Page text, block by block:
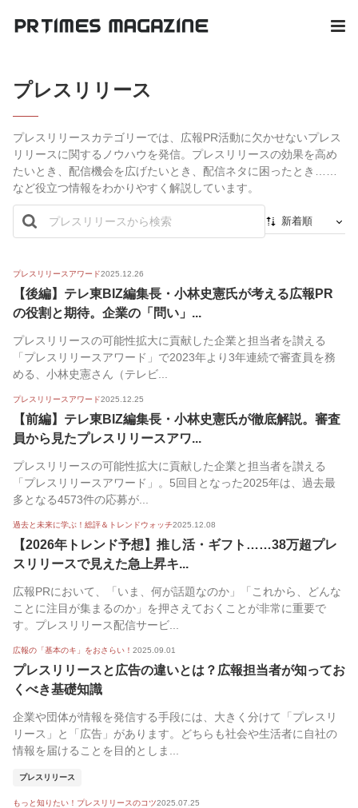
プレスリリース
プレスリリースカテゴリーでは、広報PR活動に欠かせないプレス
リリースに関するノウハウを発信。プレスリリースの効果を高め
たいとき、配信機会を広げたいとき、配信ネタに困ったとき……
など役立つ情報をわかりやすく解説しています。
新着順
人気順
プレスリリースアワード2025.12.26
【後編】テレ東BIZ編集長・小林史憲氏が考える広報PR
の役割と期待。企業の「問い」...
プレスリリースの可能性拡大に貢献した企業と担当者を讃える
「プレスリリースアワード」で2023年より3年連続で審査員を務
める、小林史憲さん（テレビ...
プレスリリースアワード2025.12.25
【前編】テレ東BIZ編集長・小林史憲氏が徹底解説。審査
員から見たプレスリリースアワ...
プレスリリースの可能性拡大に貢献した企業と担当者を讃える
「プレスリリースアワード」。5回目となった2025年は、過去最
多となる4573件の応募が...
過去と未来に学ぶ！総評＆トレンドウォッチ2025.12.08
【2026年トレンド予想】推し活・ギフト……38万超プレ
スリリースで見えた急上昇キ...
広報PRにおいて、「いま、何が話題なのか」「これから、どんな
ことに注目が集まるのか」を押さえておくことが非常に重要で
す。プレスリリース配信サービ...
広報の「基本のキ」をおさらい！ 2025.09.01
プレスリリースと広告の違いとは？広報担当者が知ってお
くべき基礎知識
企業や団体が情報を発信する手段には、大きく分けて「プレスリ
リース」と「広告」があります。どちらも社会や生活者に自社の
情報を届けることを目的としま...
プレスリリース
もっと知りたい！プレスリリースのコツ2025.07.25